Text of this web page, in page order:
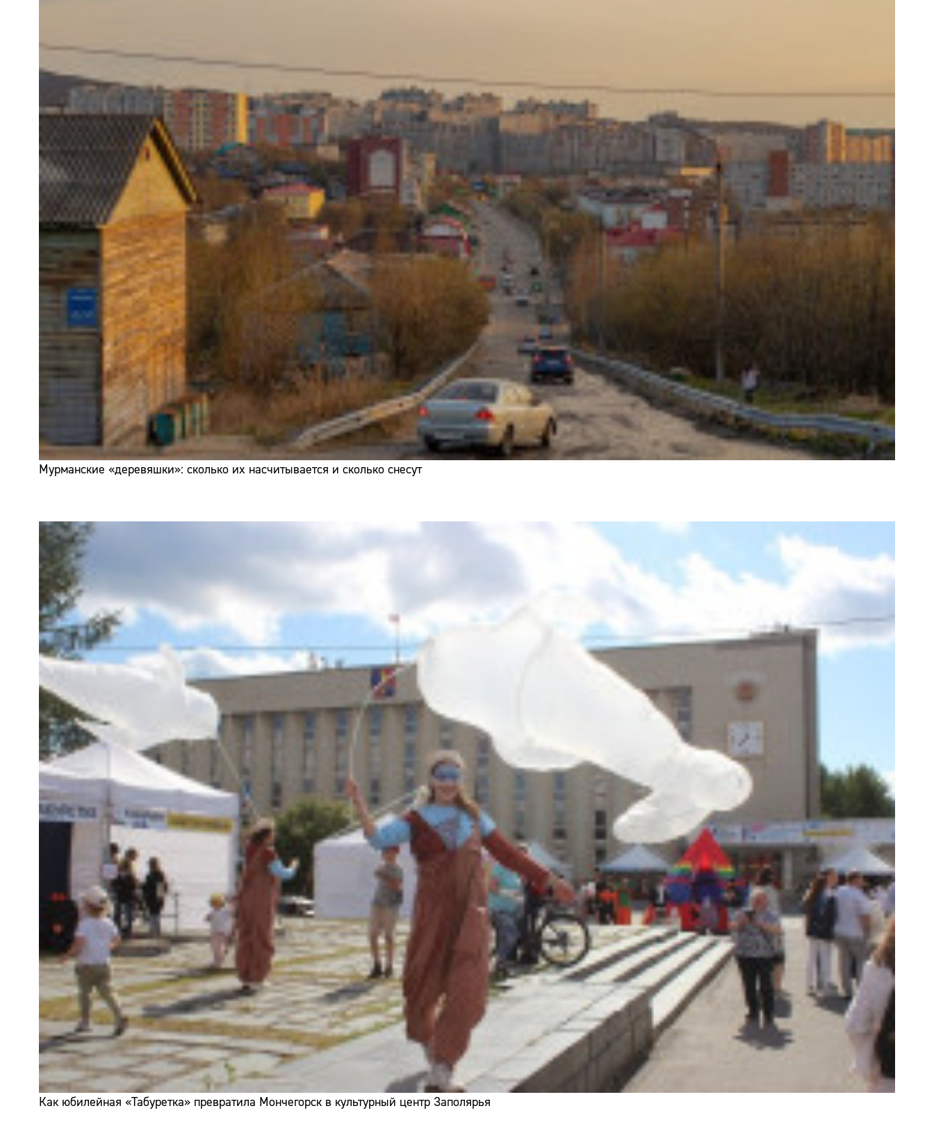
Мурманские «деревяшки»: сколько их насчитывается и сколько снесут
Как юбилейная «Табуретка» превратила Мончегорск в культурный центр Заполярья
Сайт:
Адрес:
Телефон: